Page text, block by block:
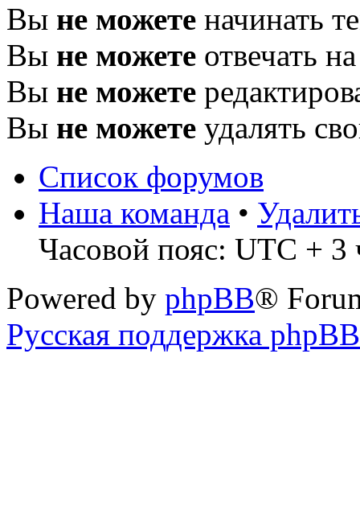
Вы не можете начинать
Вы не можете отвечать
Вы не можете
Вы не можете удалять
Список форумов
Наша команда •
Часовой пояс: UTC + 3
Powered by phpBB®
Русская поддержка phpBB